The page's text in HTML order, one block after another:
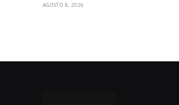
AGOSTO 8, 2026